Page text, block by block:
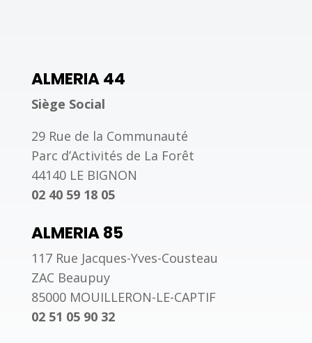
ALMERIA 44
Siège Social
29 Rue de la Communauté
Parc d’Activités de La Forêt
44140 LE BIGNON
02 40 59 18 05
ALMERIA 85
117 Rue Jacques-Yves-Cousteau
ZAC Beaupuy
85000 MOUILLERON-LE-CAPTIF
02 51 05 90 32